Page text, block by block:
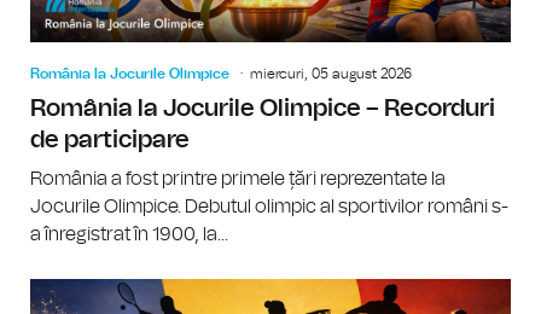
România la Jocurile Olimpice miercuri, 05 august 2026
România la Jocurile Olimpice – Recorduri
de participare
România a fost printre primele țări reprezentate la
Jocurile Olimpice. Debutul olimpic al sportivilor români s-
a înregistrat în 1900, la...